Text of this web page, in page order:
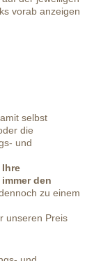
vorab anzeigen
selbst
die
und
Ihre
den
zu einem
unseren Preis